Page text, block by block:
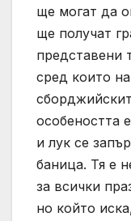
ще могат да
ще получат
представени
сред които
особеността
и лук се
баница. Тя е
за всички
но който